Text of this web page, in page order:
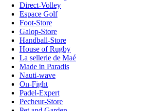
Direct-Volley
Espace Golf
Foot-Store
Galop-Store
Handball-Store
House of Rugby
La sellerie de Maé
Made in Paradis
Nauti-wave
On-Fight
Padel-Expert
Pecheur-Store